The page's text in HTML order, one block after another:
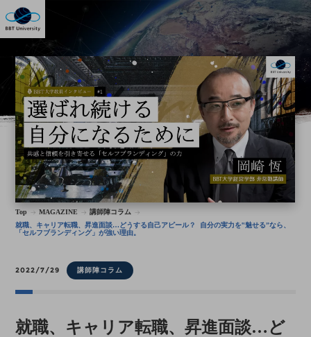
Top MAGAZINE
講師陣コラム
​​​​​​就職、キャリア転職、昇進面談…どうする自己アピール？ 自分の実力を‟魅せる”なら、
「セルフブランディング」が強い理由。
2022/7/29 講師陣コラム
​​​​​​就職、キャリア転職、昇進面談…ど